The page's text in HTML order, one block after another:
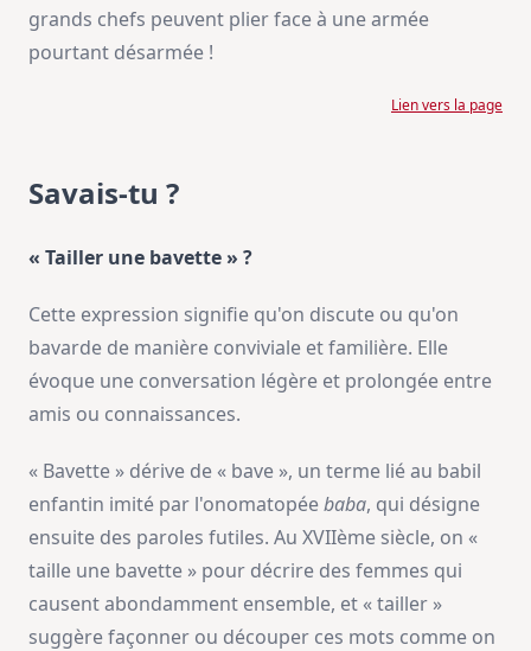
grands chefs peuvent plier face à une armée
pourtant désarmée !
Lien vers la page
Savais-tu ?
« Tailler une bavette » ?
Cette expression signifie qu'on discute ou qu'on
bavarde de manière conviviale et familière. Elle
évoque une conversation légère et prolongée entre
amis ou connaissances.
« Bavette » dérive de « bave », un terme lié au babil
enfantin imité par l'onomatopéebaba, qui désigne
ensuite des paroles futiles. Au XVIIème siècle, on «
taille une bavette » pour décrire des femmes qui
causent abondamment ensemble, et « tailler »
suggère façonner ou découper ces mots comme on